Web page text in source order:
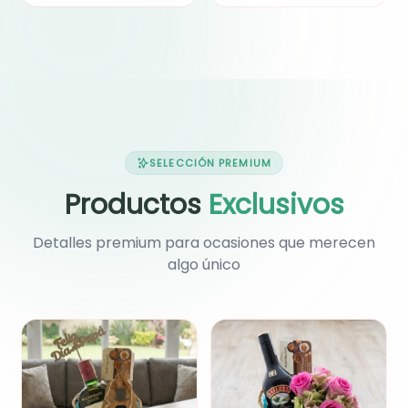
SELECCIÓN PREMIUM
Productos Exclusivos
Detalles premium para ocasiones que merecen
algo único